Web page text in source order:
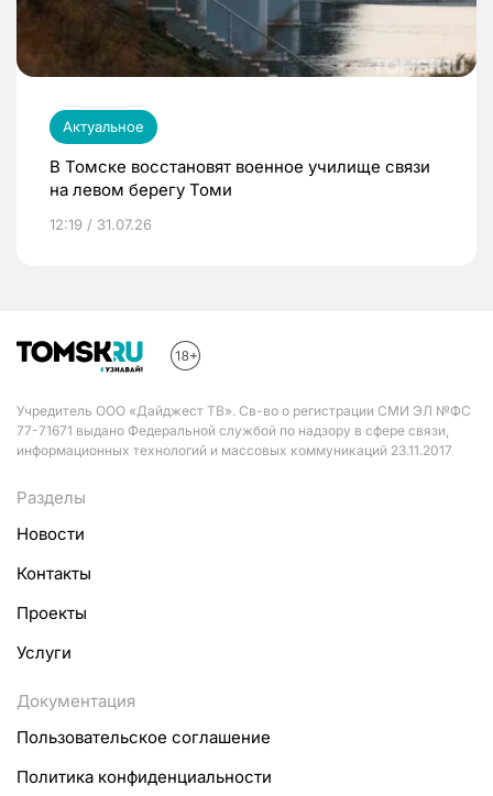
Актуальное
В Томске восстановят военное училище связи
на левом берегу Томи
12:19 / 31.07.26
Учредитель ООО «Дайджест ТВ». Св-во о регистрации СМИ ЭЛ №ФС
77-71671 выдано Федеральной службой по надзору в сфере связи,
информационных технологий и массовых коммуникаций 23.11.2017
Разделы
Новости
Контакты
Проекты
Услуги
Документация
Пользовательское соглашение
Политика конфиденциальности